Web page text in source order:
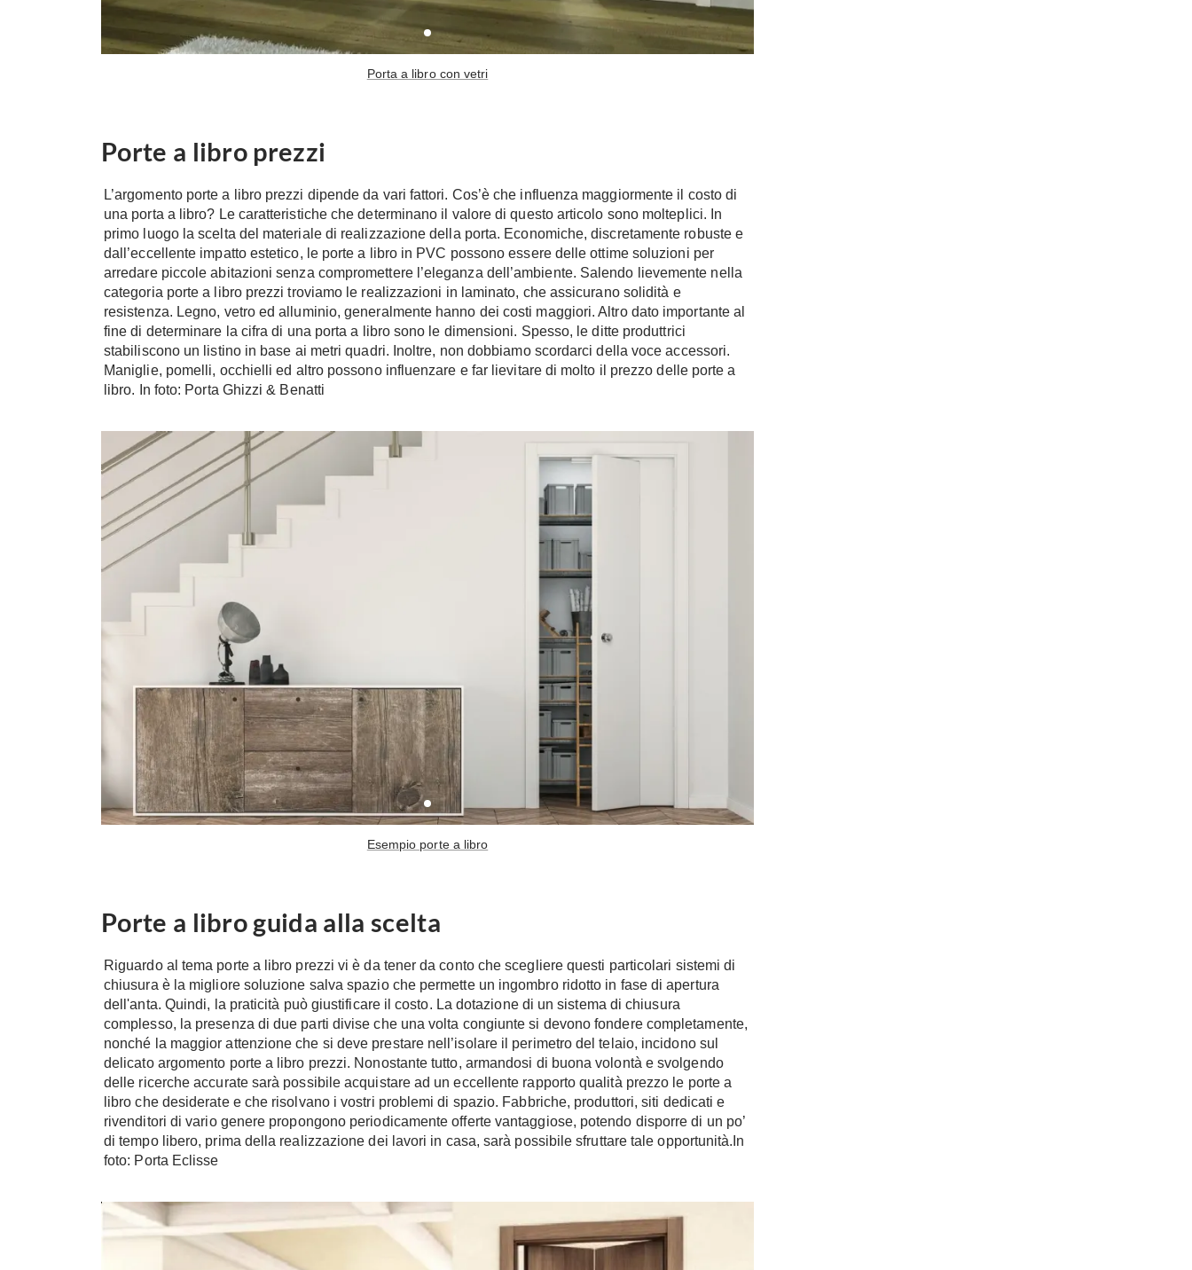
Porta a libro con vetri
Porte a libro prezzi
L’argomento porte a libro prezzi dipende da vari fattori. Cos’è che influenza maggiormente il costo di
una porta a libro? Le caratteristiche che determinano il valore di questo articolo sono molteplici. In
primo luogo la scelta del materiale di realizzazione della porta. Economiche, discretamente robuste e
dall’eccellente impatto estetico, le porte a libro in PVC possono essere delle ottime soluzioni per
arredare piccole abitazioni senza compromettere l’eleganza dell’ambiente. Salendo lievemente nella
categoria porte a libro prezzi troviamo le realizzazioni in laminato, che assicurano solidità e
resistenza. Legno, vetro ed alluminio, generalmente hanno dei costi maggiori. Altro dato importante al
fine di determinare la cifra di una porta a libro sono le dimensioni. Spesso, le ditte produttrici
stabiliscono un listino in base ai metri quadri. Inoltre, non dobbiamo scordarci della voce accessori.
Maniglie, pomelli, occhielli ed altro possono influenzare e far lievitare di molto il prezzo delle porte a
libro. In foto: Porta Ghizzi & Benatti
Esempio porte a libro
Porte a libro guida alla scelta
Riguardo al tema porte a libro prezzi vi è da tener da conto che scegliere questi particolari sistemi di
chiusura è la migliore soluzione salva spazio che permette un ingombro ridotto in fase di apertura
dell'anta. Quindi, la praticità può giustificare il costo. La dotazione di un sistema di chiusura
complesso, la presenza di due parti divise che una volta congiunte si devono fondere completamente,
nonché la maggior attenzione che si deve prestare nell’isolare il perimetro del telaio, incidono sul
delicato argomento porte a libro prezzi. Nonostante tutto, armandosi di buona volontà e svolgendo
delle ricerche accurate sarà possibile acquistare ad un eccellente rapporto qualità prezzo le porte a
libro che desiderate e che risolvano i vostri problemi di spazio. Fabbriche, produttori, siti dedicati e
rivenditori di vario genere propongono periodicamente offerte vantaggiose, potendo disporre di un po’
di tempo libero, prima della realizzazione dei lavori in casa, sarà possibile sfruttare tale opportunità.In
foto: Porta Eclisse